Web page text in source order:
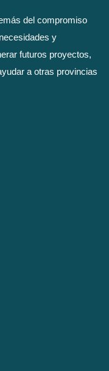
del compromiso
y
futuros proyectos,
a otras provincias